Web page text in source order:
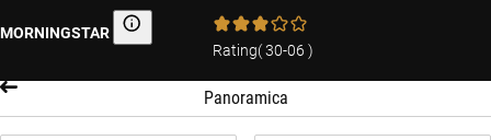
MORNINGSTAR Morningstar
Rating(30-06 )
Panoramica